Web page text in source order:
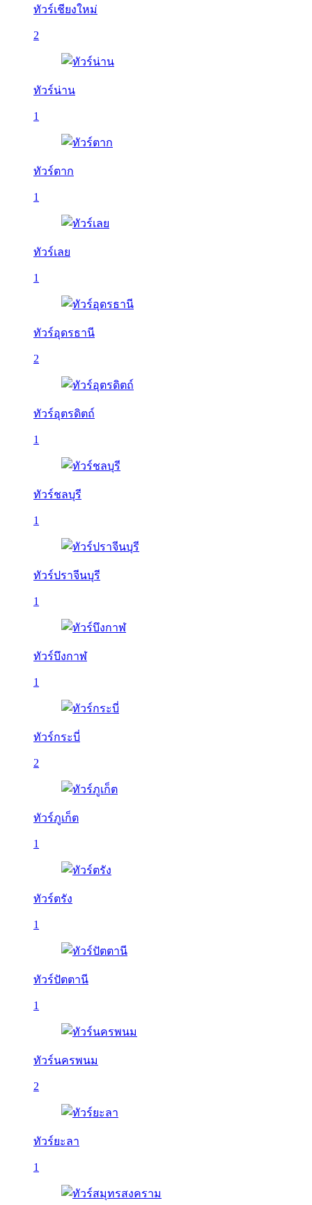
ทัวร์เชียงใหม่
2
ทัวร์น่าน
1
ทัวร์ตาก
1
ทัวร์เลย
1
ทัวร์อุดรธานี
2
ทัวร์อุตรดิตถ์
1
ทัวร์ชลบุรี
1
ทัวร์ปราจีนบุรี
1
ทัวร์บึงกาฬ
1
ทัวร์กระบี่
2
ทัวร์ภูเก็ต
1
ทัวร์ตรัง
1
ทัวร์ปัตตานี
1
ทัวร์นครพนม
2
ทัวร์ยะลา
1